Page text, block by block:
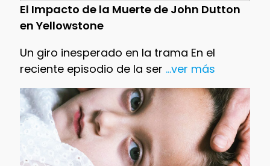
El Impacto de la Muerte de John Dutton
en Yellowstone
Un giro inesperado en la trama En el
reciente episodio de la ser ...ver más